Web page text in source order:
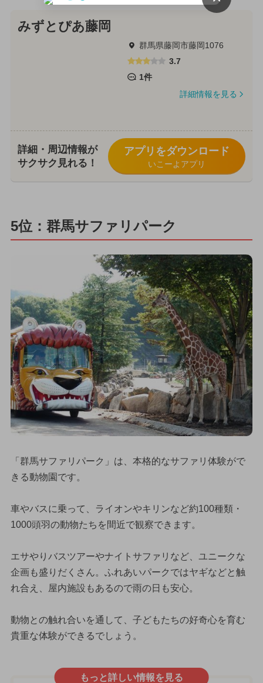
みずとぴあ藤岡
群馬県藤岡市藤岡1076
3.7
1件
詳細情報を見る
詳細・周辺情報が
サクサク見れる！
アプリをダウンロード
いこーよアプリ
5位：群馬サファリパーク
「群馬サファリパーク」は、本格的なサファリ体験がで
きる動物園です。
車やバスに乗って、ライオンやキリンなど約100種類・
1000頭羽の動物たちを間近で観察できます。
エサやりバスツアーやナイトサファリなど、ユニークな
企画も盛りだくさん。ふれあいパークではヤギなどと触
れ合え、屋内施設もあるので雨の日も安心。
動物との触れ合いを通して、子どもたちの好奇心を育む
貴重な体験ができるでしょう。
もっと詳しい情報を見る